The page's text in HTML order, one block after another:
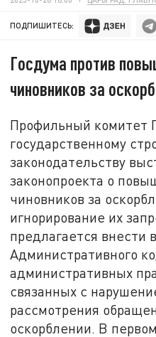
ПОДПИШИТЕСЬ:
Госдума против
чиновников за
Профильный комитет
государственному
законодательству
законопроекта о
чиновников за
игнорирование их
предлагается внести
Административного
административных
связанных с
рассмотрения
оскорблении. В